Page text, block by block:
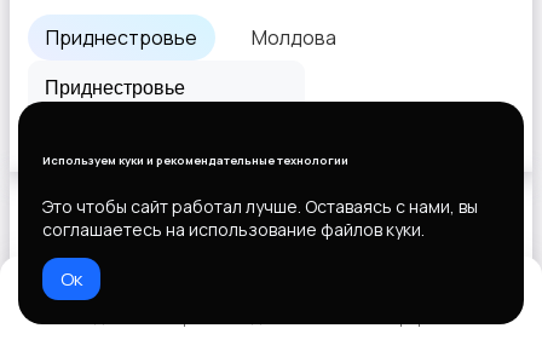
Используем куки и рекомендательные технологии
Это чтобы сайт работал лучше. Оставаясь с нами, вы
соглашаетесь на использование файлов куки.
Ок
Приднестровье Молдова
Выберите способ оплаты